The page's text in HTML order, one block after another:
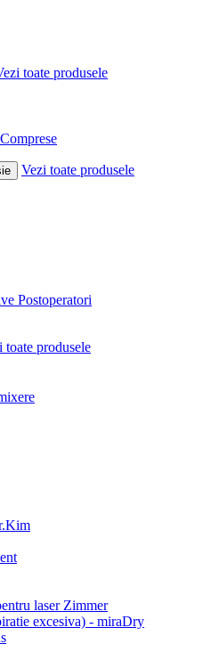
toate produsele
Vezi toate produsele
Postoperatori
toate produsele
laser Zimmer
excesiva) - miraDry